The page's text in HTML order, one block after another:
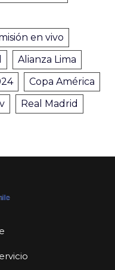
en vivo
Alianza Lima
Copa América
Real Madrid